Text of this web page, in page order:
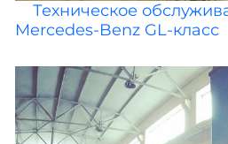
Техническое
Mercedes-Benz GL-класс